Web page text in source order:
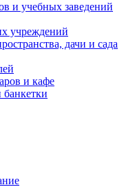
и учебных заведений
учреждений
дачи и сада
и кафе